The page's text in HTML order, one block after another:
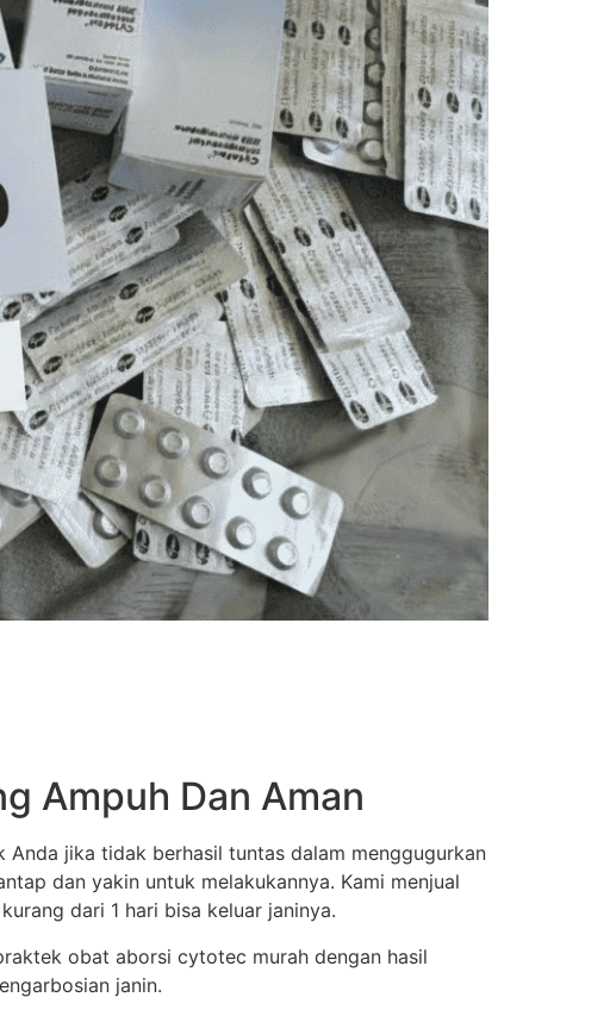
Ampuh Dan Aman
jika tidak berhasil tuntas dalam menggugurkan
dan yakin untuk melakukannya. Kami menjual
dari 1 hari bisa keluar janinya.
obat aborsi cytotec murah dengan hasil
janin.